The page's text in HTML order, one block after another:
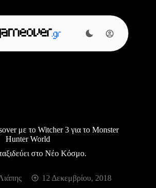
με το Witcher 3 για το Monster
Hunter World
στο Νέο Κόσμο.
12 Δεκεμβρίου, 2018